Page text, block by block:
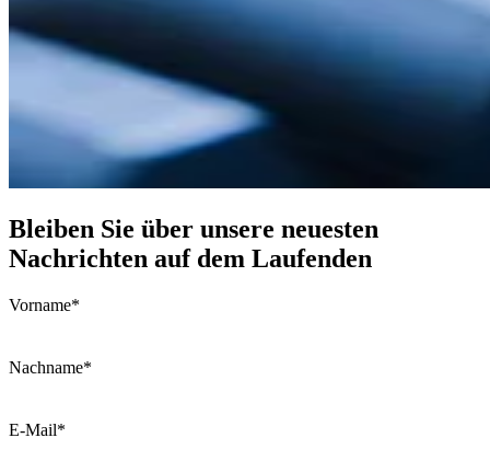
Bleiben Sie über unsere neuesten
Nachrichten auf dem Laufenden
Vorname*
Nachname*
E-Mail*